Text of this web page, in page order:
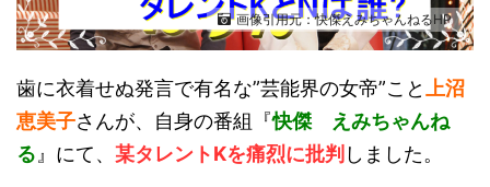
画像引用元：快傑えみちゃんねるHP
歯に衣着せぬ発言で有名な”芸能界の女帝”こと上沼
恵美子さんが、自身の番組『快傑 えみちゃんね
る』にて、 某タレントKを痛烈に批判 しました。